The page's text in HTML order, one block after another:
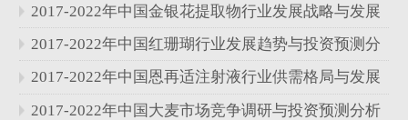
展战略分析报告
2017-2022年中国金银花提取物行业发展战略与发展
前景分析报告
2017-2022年中国红珊瑚行业发展趋势与投资预测分
析报告
2017-2022年中国恩再适注射液行业供需格局与发展
趋势分析报
2017-2022年中国大麦市场竞争调研与投资预测分析